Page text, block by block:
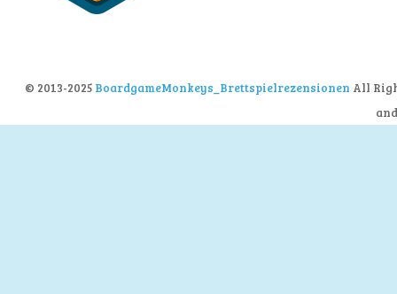
© 2013-2025 BoardgameMonkeys_Brettspielrezensionen All